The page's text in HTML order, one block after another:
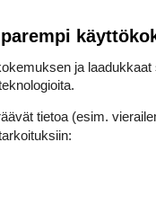
itsekkin.
ILMOITA ASIATON VIESTI
PCC:tä. Oli
honosti eivätkä siksi
nollat. Onko se sitten
todennäköisyydellä
ja laadukkaat
tietoa (esim.